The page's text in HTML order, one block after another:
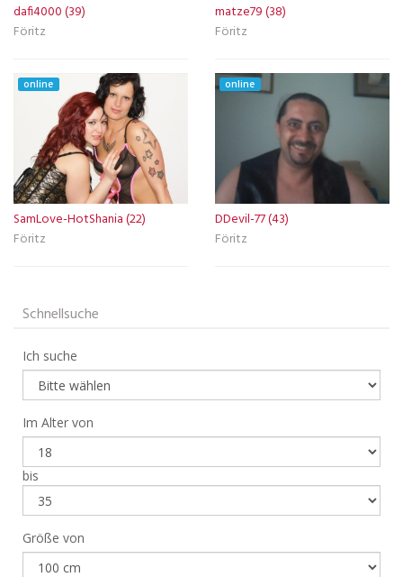
dafi4000 (39)
Föritz
matze79 (38)
Föritz
online
SamLove-HotShania (22)
Föritz
online
DDevil-77 (43)
Föritz
Schnellsuche
Ich suche
Im Alter von
bis
Größe von